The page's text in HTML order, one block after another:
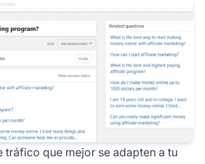
tráfico que mejor se adapten a tu